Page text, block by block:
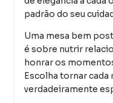
padrão do seu
Uma mesa bem
é sobre nutrir
honrar os
Escolha tornar
verdadeiramente